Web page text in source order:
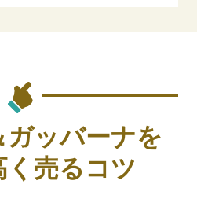
ガッバーナを
売るコツ